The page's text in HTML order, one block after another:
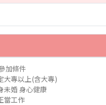
加條件
大專以上(含大專)
未婚 身心健康
當工作